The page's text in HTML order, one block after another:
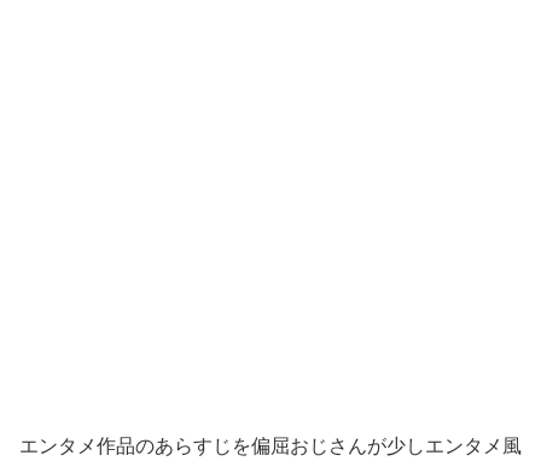
エンタメ作品のあらすじを偏屈おじさんが少しエンタメ風